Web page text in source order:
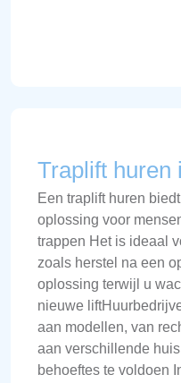
Traplift huren
Een traplift huren
oplossing voor
trappen Het is ideaal
zoals herstel na een
oplossing terwijl u
nieuwe
aan modellen, van
aan verschillende
behoeftes te voldoen